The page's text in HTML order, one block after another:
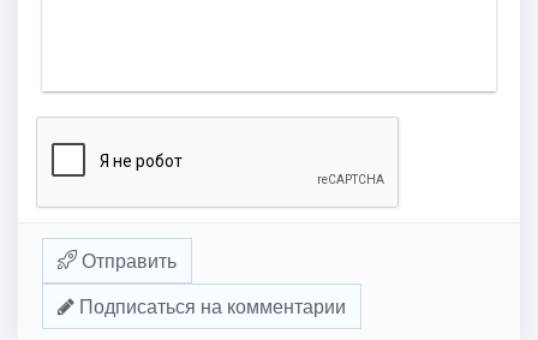
Отправить
Подписаться на комментарии